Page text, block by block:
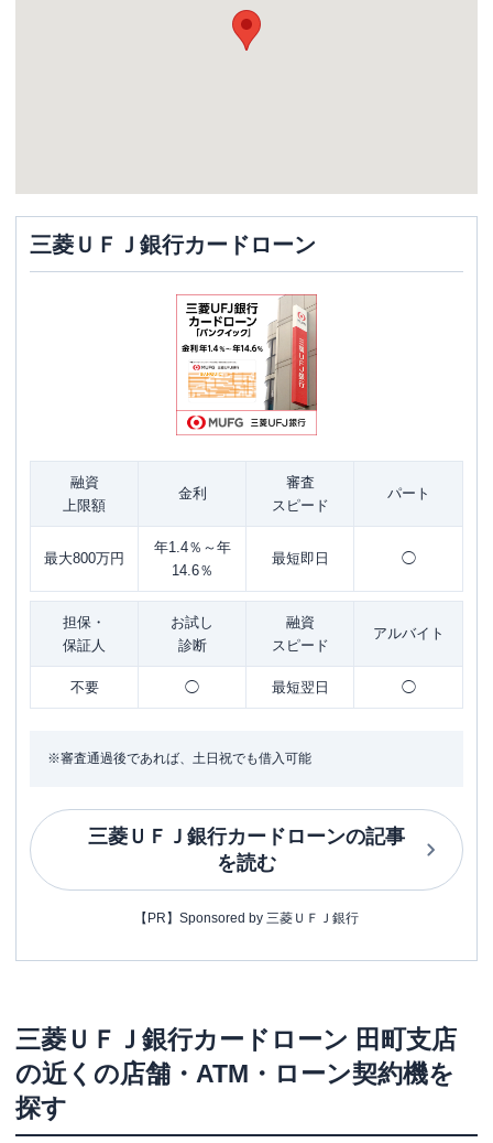
三菱ＵＦＪ銀行カードローン
融資
上限額
金利
審査
スピード
パート
最大800万円
年1.4％～年
14.6％
最短即日 ◯
担保・
保証人
お試し
診断
融資
スピード
アルバイト
不要 ◯ 最短翌日 ◯
※審査通過後であれば、土日祝でも借入可能
三菱ＵＦＪ銀行カードローンの記事
を読む
【PR】Sponsored by 三菱ＵＦＪ銀行
三菱ＵＦＪ銀行カードローン 田町支店
の近くの店舗・ATM・ローン契約機を
探す